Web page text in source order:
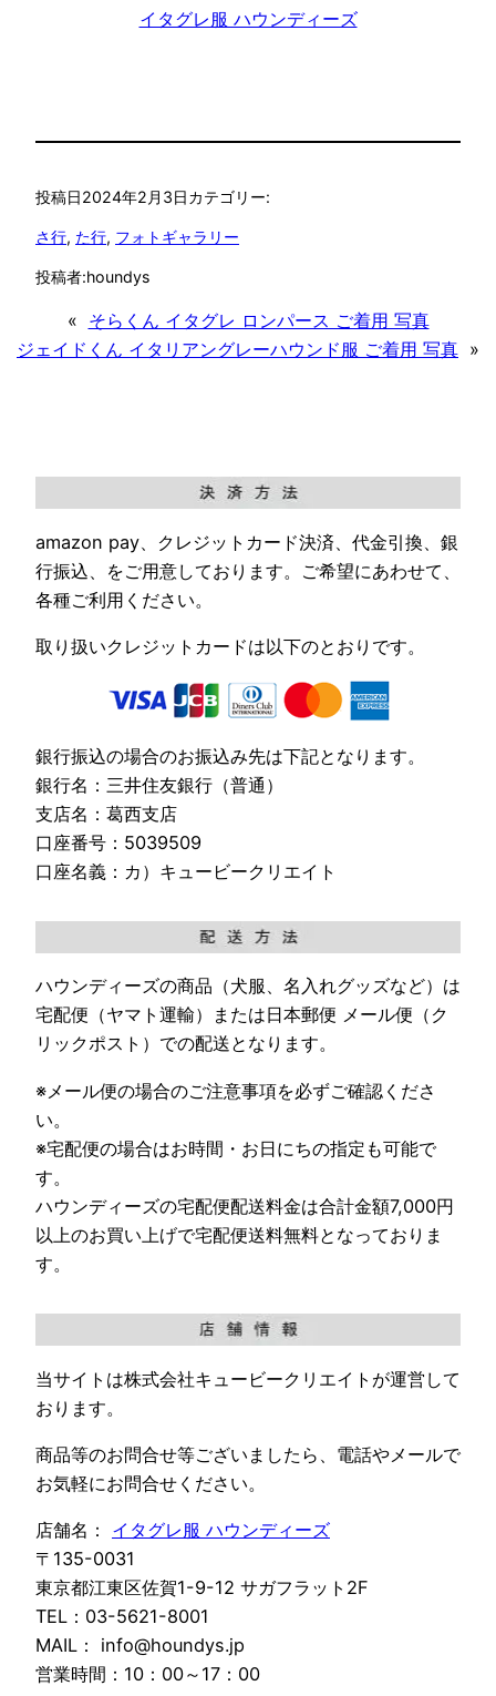
イタグレ服 ハウンディーズ
投稿日2024年2月3日カテゴリー:
さ行, た行, フォトギャラリー
投稿者:houndys
« そらくん イタグレ ロンパース ご着用 写真
ジェイドくん イタリアングレーハウンド服 ご着用 写真 »
amazon pay、クレジットカード決済、代金引換、銀
行振込、をご用意しております。ご希望にあわせて、
各種ご利用ください。
取り扱いクレジットカードは以下のとおりです。
銀行振込の場合のお振込み先は下記となります。
銀行名：三井住友銀行（普通）
支店名：葛西支店
口座番号：5039509
口座名義：カ）キュービークリエイト
ハウンディーズの商品（犬服、名入れグッズなど）は
宅配便（ヤマト運輸）または日本郵便 メール便（ク
リックポスト）での配送となります。
※メール便の場合のご注意事項を必ずご確認くださ
い。
※宅配便の場合はお時間・お日にちの指定も可能で
す。
ハウンディーズの宅配便配送料金は合計金額7,000円
以上のお買い上げで宅配便送料無料となっておりま
す。
当サイトは株式会社キュービークリエイトが運営して
おります。
商品等のお問合せ等ございましたら、電話やメールで
お気軽にお問合せください。
店舗名： イタグレ服 ハウンディーズ
〒135-0031
東京都江東区佐賀1-9-12 サガフラット2F
TEL：03-5621-8001
MAIL： info@houndys.jp
営業時間：10：00～17：00